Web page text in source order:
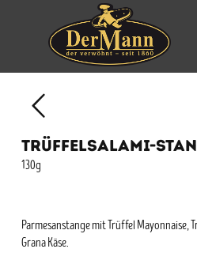
TRÜFFELSALAMI-
130g
Parmesanstange mit Trüffel Mayonnaise,
Grana Käse.